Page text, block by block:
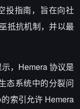
指南， 旨在向社
抵抗机制，并以最
示，Hemera 协议是
态系统中的分裂问
索引允许 Hemera